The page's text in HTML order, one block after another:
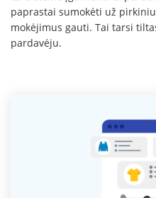
paprastai sumokėti už
mokėjimus gauti. Tai tarsi
pardavėju.